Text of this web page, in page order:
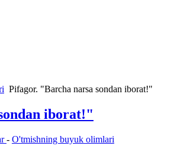
Pifagor. "Barcha narsa sondan iborat!"
iborat!"
- O'tmishning buyuk olimlari